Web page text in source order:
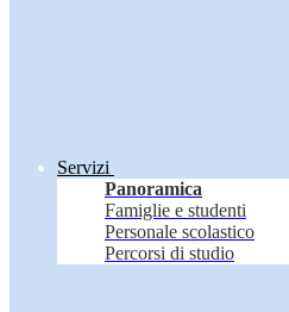
Servizi
Panoramica
Famiglie e studenti
Personale scolastico
Percorsi di studio